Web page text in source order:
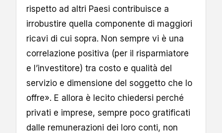
rispetto ad altri Paesi contribuisce a
irrobustire quella componente di maggiori
ricavi di cui sopra. Non sempre vi è una
correlazione positiva (per il risparmiatore
e l’investitore) tra costo e qualità del
servizio e dimensione del soggetto che lo
offre». E allora è lecito chiedersi perché
privati e imprese, sempre poco gratificati
dalle remunerazioni dei loro conti, non